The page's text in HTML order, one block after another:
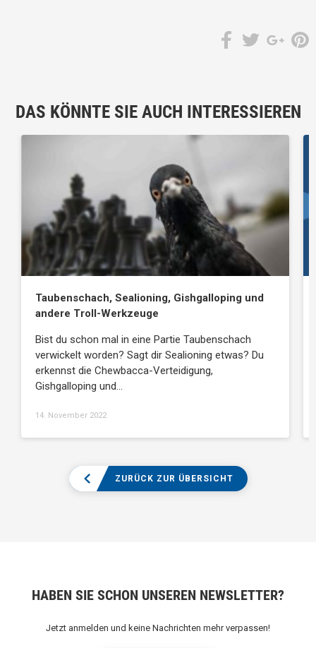
DAS KÖNNTE SIE AUCH INTERESSIEREN
Taubenschach, Sealioning, Gishgalloping und
andere Troll-Werkzeuge
Bist du schon mal in eine Partie Taubenschach
verwickelt worden? Sagt dir Sealioning etwas? Du
erkennst die Chewbacca-Verteidigung,
Gishgalloping und…
14. November 2022
ZURÜCK ZUR ÜBERSICHT
HABEN SIE SCHON UNSEREN NEWSLETTER?
Jetzt anmelden und keine Nachrichten mehr verpassen!